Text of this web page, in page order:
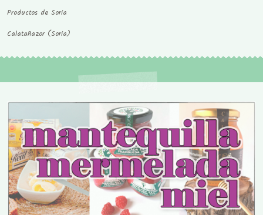
Productos de Soria
Calatañazor (Soria)